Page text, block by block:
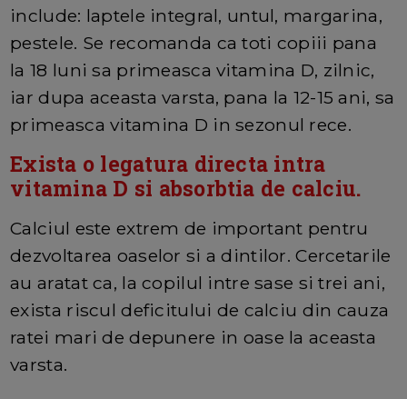
include: laptele integral, untul, margarina,
pestele. Se recomanda ca toti copiii pana
la 18 luni sa primeasca vitamina D, zilnic,
iar dupa aceasta varsta, pana la 12-15 ani, sa
primeasca vitamina D in sezonul rece.
Exista o legatura directa intra
vitamina D si absorbtia de calciu.
Calciul este extrem de important pentru
dezvoltarea oaselor si a dintilor. Cercetarile
au aratat ca, la copilul intre sase si trei ani,
exista riscul deficitului de calciu din cauza
ratei mari de depunere in oase la aceasta
varsta.